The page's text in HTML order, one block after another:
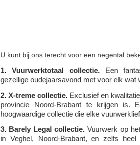
U kunt bij ons terecht voor een negental
1. Vuurwerktotaal collectie.Een
gezellige oudejaarsavond met voor elk wat
2. X-treme collectie. Exclusief en
provincie Noord-Brabant te krijgen is.
hoogwaardige collectie die elke
3. Barely Legal collectie. Vuurwerk op
in Veghel, Noord-Brabant, en zelfs